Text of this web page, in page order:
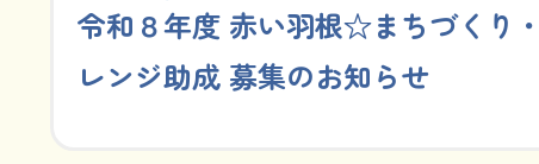
令和８年度 赤い羽根☆まちづくり
レンジ助成 募集のお知らせ